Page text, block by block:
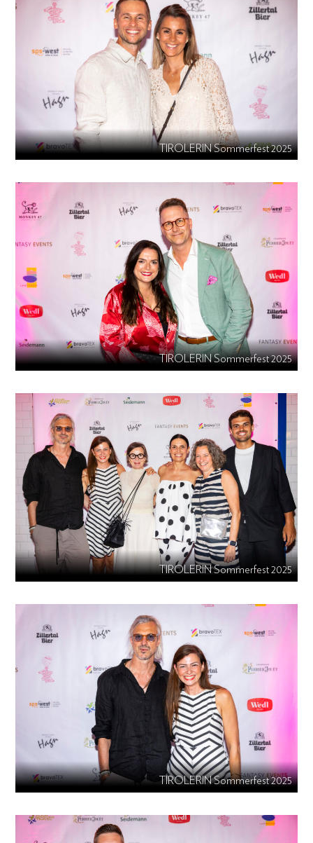
TIROLERIN Sommerfest 2025
TIROLERIN Sommerfest 2025
TIROLERIN Sommerfest 2025
TIROLERIN Sommerfest 2025